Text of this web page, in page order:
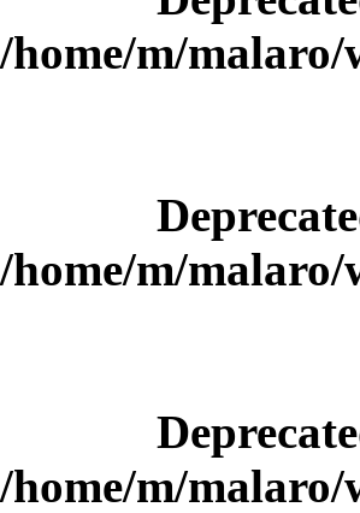
/home/m/malaro/
/home/m/malaro/
/home/m/malaro/